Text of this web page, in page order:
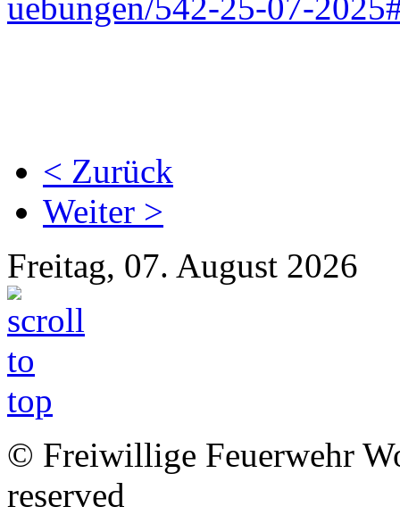
< Zurück
Weiter >
Freitag, 07. August 2026
© Freiwillige Feuerwehr
reserved